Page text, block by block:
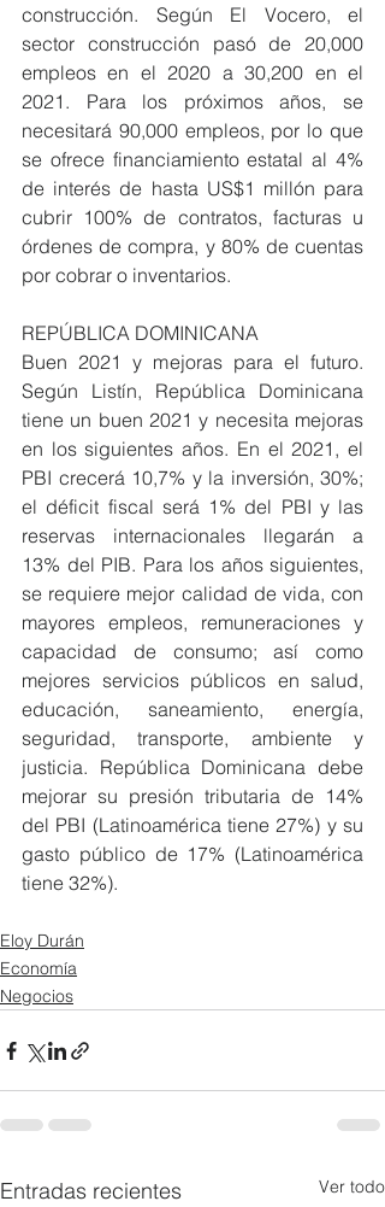
construcción. Según El Vocero, el
sector construcción pasó de 20,000
empleos en el 2020 a 30,200 en el
2021. Para los próximos años, se
necesitará 90,000 empleos, por lo que
se ofrece financiamiento estatal al 4%
de interés de hasta US$1 millón para
cubrir 100% de contratos, facturas u
órdenes de compra, y 80% de cuentas
por cobrar o inventarios.
REPÚBLICA DOMINICANA
Buen 2021 y mejoras para el futuro.
Según Listín, República Dominicana
tiene un buen 2021 y necesita mejoras
en los siguientes años. En el 2021, el
PBI crecerá 10,7% y la inversión, 30%;
el déficit fiscal será 1% del PBI y las
reservas internacionales llegarán a
13% del PIB. Para los años siguientes,
se requiere mejor calidad de vida, con
mayores empleos, remuneraciones y
capacidad de consumo; así como
mejores servicios públicos en salud,
educación, saneamiento, energía,
seguridad, transporte, ambiente y
justicia. República Dominicana debe
mejorar su presión tributaria de 14%
del PBI (Latinoamérica tiene 27%) y su
gasto público de 17% (Latinoamérica
tiene 32%).
Eloy Durán
Economía
Negocios
Entradas recientes Ver todo